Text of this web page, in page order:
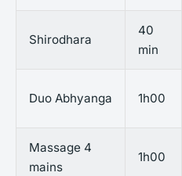
Shirodhara
40
min
Duo Abhyanga 1h00
Massage 4
mains
1h00